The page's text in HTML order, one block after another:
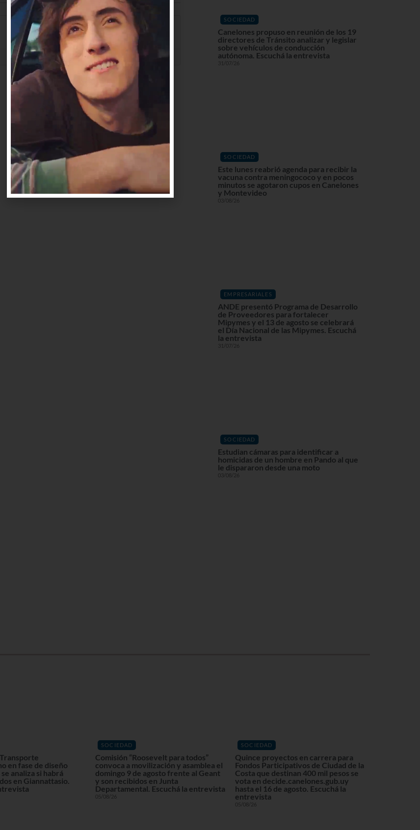
SOCIEDAD
Canelones propuso en reunión de los 19
directores de Tránsito analizar y legislar
sobre vehículos de conducción
autónoma. Escuchá la entrevista
31/07/26
SOCIEDAD
Este lunes reabrió agenda para recibir la
vacuna contra meningococo y en pocos
minutos se agotaron cupos en Canelones
y Montevideo
03/08/26
EMPRESARIALES
ANDE presentó Programa de Desarrollo
de Proveedores para fortalecer
Mipymes y el 13 de agosto se celebrará
el Día Nacional de las Mipymes. Escuchá
la entrevista
31/07/26
SOCIEDAD
Estudian cámaras para identificar a
homicidas de un hombre en Pando al que
le dispararon desde una moto
03/08/26
en fase de diseño
analiza si habrá
en Giannattasio.
SOCIEDAD
Comisión “Roosevelt para todos”
convoca a movilización y asamblea el
domingo 9 de agosto frente al Geant
y son recibidos en Junta
Departamental. Escuchá la entrevista
05/08/26
SOCIEDAD
Quince proyectos en carrera para
Fondos Participativos de Ciudad de la
Costa que destinan 400 mil pesos se
vota en decide.canelones.gub.uy
hasta el 16 de agosto. Escuchá la
entrevista
05/08/26